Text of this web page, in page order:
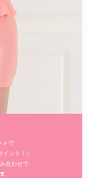
トで
イント！✨
合わせで、